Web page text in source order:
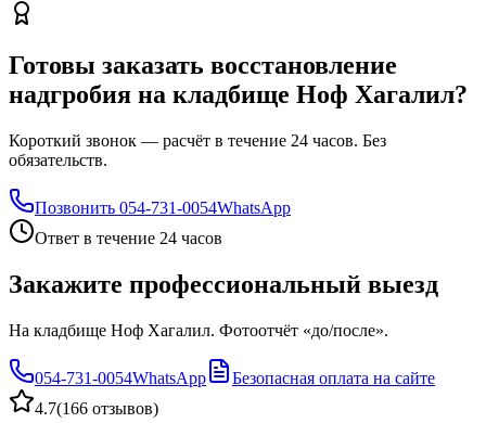
Готовы заказать восстановление
надгробия на кладбище Ноф Хагалил?
Короткий звонок — расчёт в течение 24 часов. Без
обязательств.
Позвонить 054-731-0054WhatsApp
Ответ в течение 24 часов
Закажите профессиональный выезд
На кладбище Ноф Хагалил. Фотоотчёт «до/после».
054-731-0054WhatsApp
Безопасная оплата на сайте
4.7(166 отзывов)